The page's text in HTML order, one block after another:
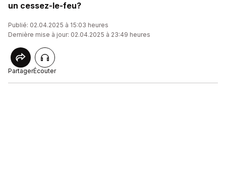
un cessez-le-feu?
Publié: 02.04.2025 à 15:03 heures
Dernière mise à jour: 02.04.2025 à 23:49 heures
PartagerÉcouter